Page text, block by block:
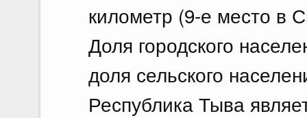
километр (9-е место в
Доля городского
доля сельского
Республика Тыва